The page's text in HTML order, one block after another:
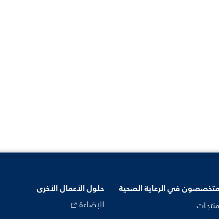
في الرعاية الصحية حلول الأعمال الأخرى
الإضاءة